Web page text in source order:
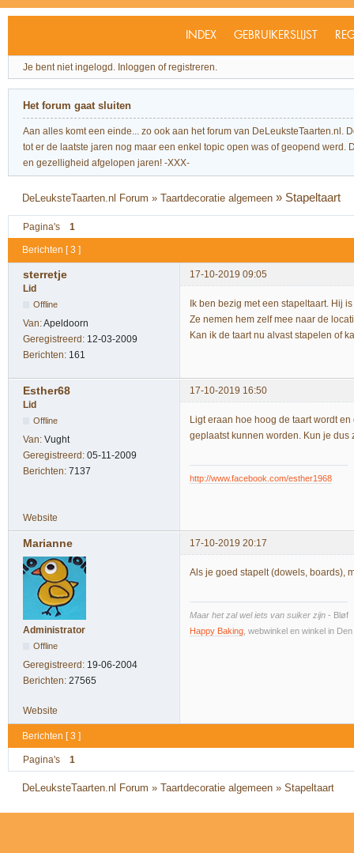
INDEX GEBRUIKERSLIJST
Je bent niet ingelogd. Inloggen of registreren.
Het forum gaat sluiten
Aan alles komt een einde... zo ook aan het forum van
tot er de laatste jaren nog maar een enkel topic open was of geopend
en gezelligheid afgelopen jaren! -XXX-
DeLeuksteTaarten.nl Forum »Taartdecoratie algemeen » Stapeltaart
Pagina's 1
Berichten [ 3 ]
sterretje
17-10-2019 09:05
Lid
Offline
Van:Apeldoorn
Geregistreerd: 12-03-2009
Berichten: 161
Ik ben bezig met een stapeltaart. Hij
Ze nemen hem zelf mee naar de
Kan ik de taart nu alvast stapelen of
Esther68
17-10-2019 16:50
Lid
Offline
Van: Vught
Geregistreerd: 05-11-2009
Berichten: 7137
Ligt eraan hoe hoog de taart wordt
geplaatst kunnen worden. Kun je
http://www.facebook.com/esther1968
Website
Marianne 17-10-2019 20:17
Administrator
Offline
Geregistreerd: 19-06-2004
Berichten: 27565
Als je goed stapelt (dowels, boards),
Maar het zal wel iets van suiker zijn - Bløf
Happy Baking , webwinkel en winkel in
Website
Berichten [ 3 ]
Pagina's 1
DeLeuksteTaarten.nl Forum »Taartdecoratie algemeen »Stapeltaart